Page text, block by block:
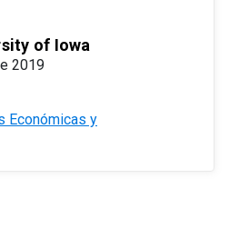
of Iowa
2019
Económicas y